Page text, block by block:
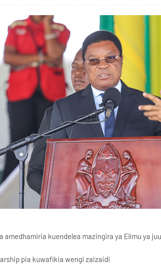
amedhamiria kuendelea mazingira ya Elimu ya
pia kuwafikia wengi zaizaidi